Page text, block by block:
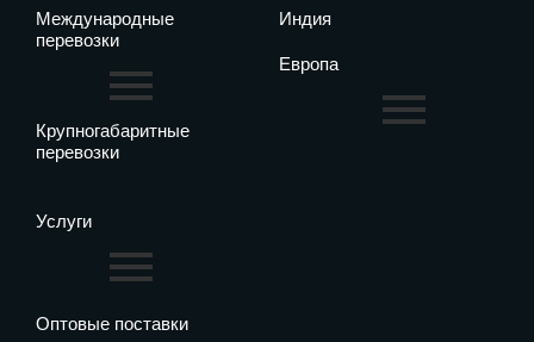
Международные
перевозки
Крупногабаритные
перевозки
Индия
Европа
Услуги
Оптовые поставки